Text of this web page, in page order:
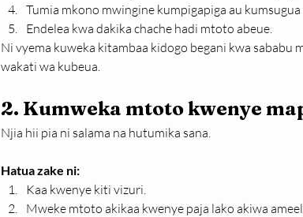
Tumia mkono mwingine kumpigapiga au
Endelea kwa dakika chache hadi mtoto abeue.
Ni vyema kuweka kitambaa kidogo begani kwa sababu
wakati wa kubeua.
2. Kumweka mtoto kwenye
Njia hii pia ni salama na hutumika sana.
Hatua zake ni:
Kaa kwenye kiti vizuri.
Mweke mtoto akikaa kwenye paja lako akiwa